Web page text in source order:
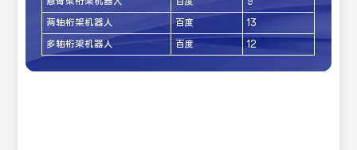
两轴桁架机器人
百度
13
多轴桁架机器人
百度 12